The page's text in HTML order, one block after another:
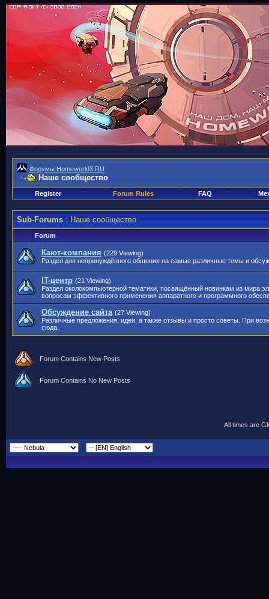
Форумы Homeworld3.RU
Наше сообщество
Register Forum Rules FAQ
Sub-Forums: Наше сообщество
Forum
Кают-компания (229 Viewing)
Раздел для непринуждённого общения на самые различные темы и
IT-центр (21 Viewing)
Раздел околокомпьютерной тематики, посвящённый новинкам из мира
вопросам эффективного применения аппаратного и программного
Обсуждение сайта (27 Viewing)
Различные предложения, идеи, а также отзывы и просто советы. При
сюда.
Forum Contains New Posts
Forum Contains No New Posts
All times are